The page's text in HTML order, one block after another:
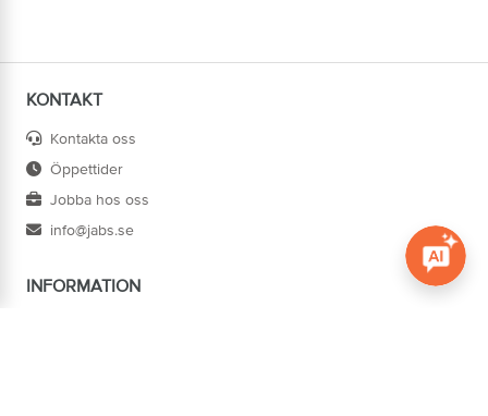
KONTAKT
Kontakta oss
Öppettider
Jobba hos oss
info@jabs.se
INFORMATION